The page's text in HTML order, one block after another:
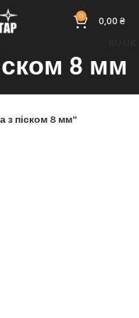
0 0,00₴
8 мм
з піском 8 мм”